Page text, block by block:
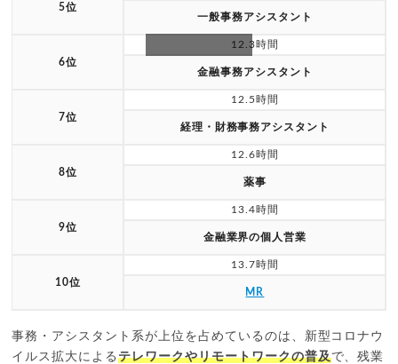
5位
一般事務アシスタント
6位
12.3時間
金融事務アシスタント
7位
12.5時間
経理・財務事務アシスタント
8位
12.6時間
薬事
9位
13.4時間
金融業界の個人営業
10位
13.7時間
MR
スクロールできます
事務・アシスタント系が上位を占めているのは、新型コロナウ
イルス拡大によるテレワークやリモートワークの普及で、残業